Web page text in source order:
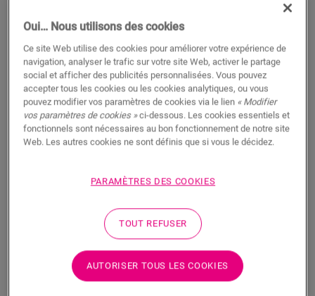
RECHERCHER
Fonctionnalités du produit
est doté d’une rainure qui permet de dissimuler les câbles
Oui… Nous utilisons des cookies
Ce site Web utilise des cookies pour améliorer votre expérience de
navigation, analyser le trafic sur votre site Web, activer le partage
social et afficher des publicités personnalisées. Vous pouvez
accepter tous les cookies ou les cookies analytiques, ou vous
pouvez modifier vos paramètres de cookies via le lien « Modifier
vos paramètres de cookies »ci-dessous. Les cookies essentiels et
fonctionnels sont nécessaires au bon fonctionnement de notre site
Web. Les autres cookies ne sont définis que si vous le décidez.
PARAMÈTRES DES COOKIES
TOUT REFUSER
AUTORISER TOUS LES COOKIES